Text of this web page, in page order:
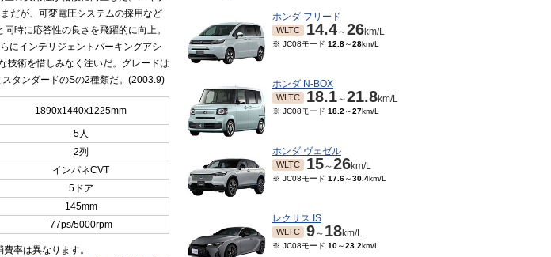
だが、可変電圧システムの採用など
時に応答性の良さを飛躍的に向上。
にインテリジェントパーキングアシ
技術を惜しみなく注いだ。グレードは
タンダードのSの2種類だ。(2003.9)
1890x1440x1225mm
5人
2列
インパネCVT
5ドア
145mm
77ps/5000rpm
率は異なります。
ホンダ フリード
WLTC 14.4～26km/L
※ JC08モード 12.8～28km/L
ホンダ N-BOX
WLTC 18.1～21.8km/L
※ JC08モード 18.2 ～27km/L
ホンダ ヴェゼル
WLTC 15～26km/L
※ JC08モード 17.6～30.4km/L
レクサス IS
WLTC 9～ 18km/L
※ JC08モード 10～23.2km/L